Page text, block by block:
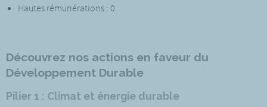
Hautes rémunérations : 0
Découvrez nos actions en faveur du
Développement Durable
Pilier 1 : Climat et énergie durable